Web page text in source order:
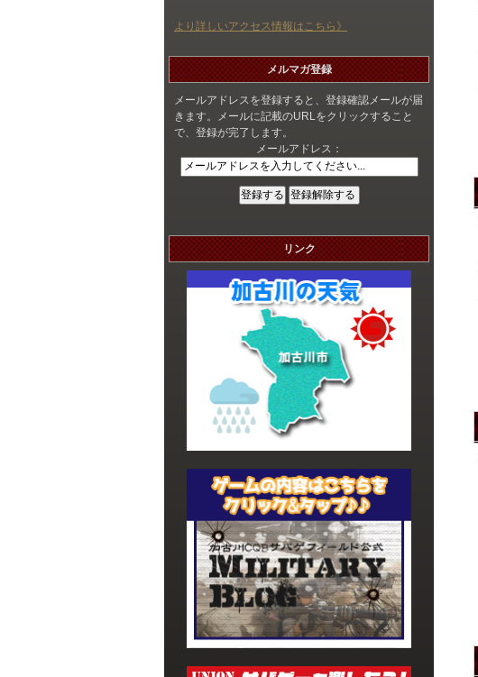
より詳しいアクセス情報はこちら》
メルマガ登録
メールアドレスを登録すると、登録確認メールが届
きます。メールに記載のURLをクリックすること
で、登録が完了します。
メールアドレス：
リンク